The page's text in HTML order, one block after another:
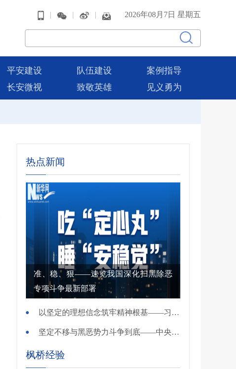
| | | 2026年08月7日 星期五
平安建设 队伍建设
案例指导
长安微视 致敬英雄 见义勇为
热点新闻
准、稳、狠——速览我国深化扫黑除恶
专项斗争最新部署
以坚定的理想信念筑牢精神根基——习近平党建思想理论品格系列述评之一
坚定不移与黑恶势力斗争到底——中央政法委负责同志就开展深化扫黑除恶专项斗争有关问题答记者问
枫桥经验